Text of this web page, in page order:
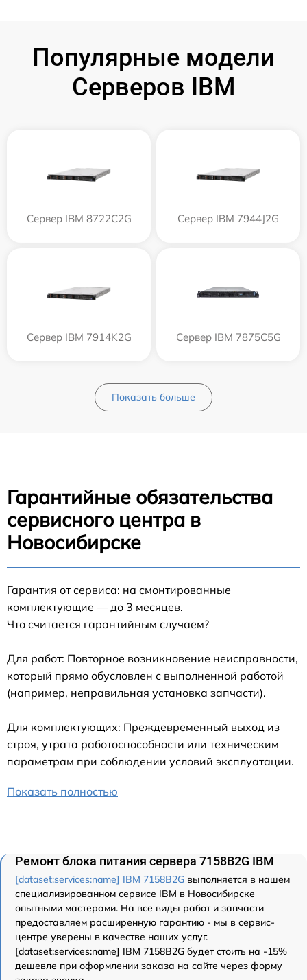
Популярные модели
Серверов IBM
Сервер IBM 8722C2G Сервер IBM 7944J2G
Сервер IBM 7914K2G Сервер IBM 7875C5G
Показать больше
Гарантийные обязательства
сервисного центра в
Новосибирске
Гарантия от сервиса: на смонтированные
комплектующие — до 3 месяцев.
Что считается гарантийным случаем?
Для работ: Повторное возникновение неисправности,
который прямо обусловлен с выполненной работой
(например, неправильная установка запчасти).
Для комплектующих: Преждевременный выход из
строя, утрата работоспособности или техническим
параметрам при соблюдении условий эксплуатации.
Показать полностью
Ремонт блока питания сервера 7158B2G IBM
[dataset:services:name] IBM 7158B2G выполняется в нашем
специализированном сервисе IBM в Новосибирске
опытными мастерами. На все виды работ и запчасти
предоставляем расширенную гарантию - мы в сервис-
центре уверены в качестве наших услуг.
[dataset:services:name] IBM 7158B2G будет стоить на -15%
дешевле при оформлении заказа на сайте через форму